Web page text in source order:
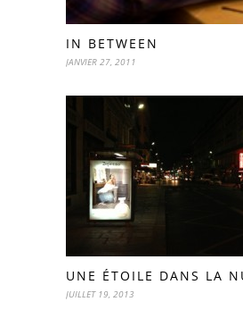
IN BETWEEN
JANVIER 27, 2011
UNE ÉTOILE DANS LA
JUILLET 19, 2013